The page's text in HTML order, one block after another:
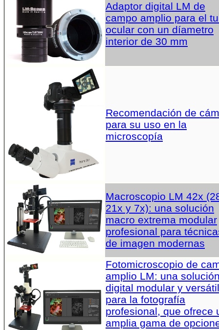
Adaptor digital LM de
campo amplio para el
ocular con un díametro
interior de 30 mm
Recomendación de
para su uso en la
microscopía
Macroscopio LM 42x
21x y 7x): una solución
macro extrema modular
profesional para
de imagen modernas
Fotomicroscopio de
amplio LM: una
digital modular y versátil
para la fotografía
profesional, que ofrece
amplia gama de